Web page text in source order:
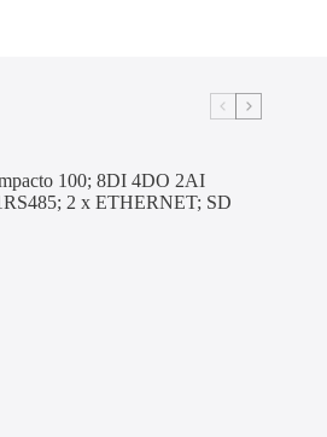
100; 8DI 4DO 2AI
2 x ETHERNET; SD